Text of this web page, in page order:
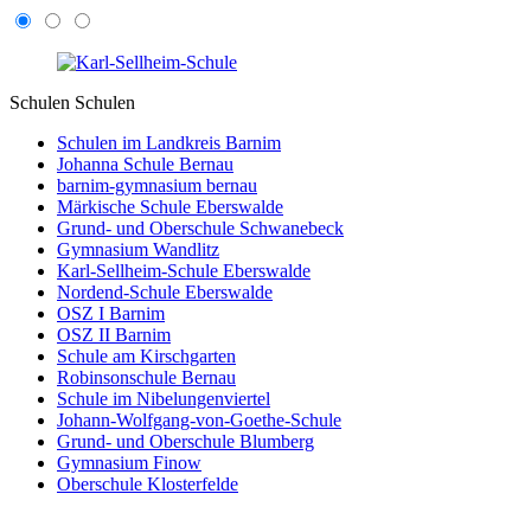
Schulen Schulen
Schulen im Landkreis Barnim
Johanna Schule Bernau
barnim-gymnasium bernau
Märkische Schule Eberswalde
Grund- und Oberschule Schwanebeck
Gymnasium Wandlitz
Karl-Sellheim-Schule Eberswalde
Nordend-Schule Eberswalde
OSZ I Barnim
OSZ II Barnim
Schule am Kirschgarten
Robinsonschule Bernau
Schule im Nibelungenviertel
Johann-Wolfgang-von-Goethe-Schule
Grund- und Oberschule Blumberg
Gymnasium Finow
Oberschule Klosterfelde